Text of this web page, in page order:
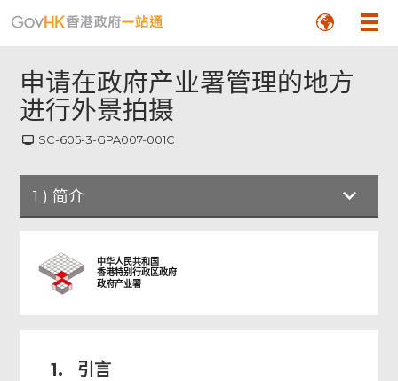
申请在政府产业署管理的地方
进行外景拍摄
SC-605-3-GPA007-001C
1 ) 简介
拟进行的外景拍摄详情
中华人民共和国
香港特别行政区政府
政府产业署
1. 引言